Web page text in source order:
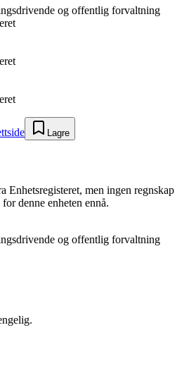
og offentlig forvaltning
Lagre
Enhetsregisteret, men ingen regnskap
denne enheten ennå.
og offentlig forvaltning